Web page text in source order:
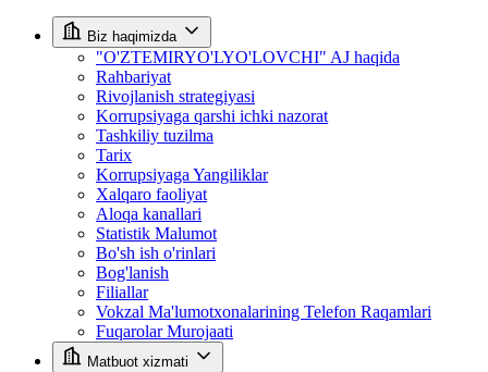
Biz haqimizda
"O'ZTEMIRYO'LYO'LOVCHI" AJ haqida
Rahbariyat
Rivojlanish strategiyasi
Korrupsiyaga qarshi ichki nazorat
Tashkiliy tuzilma
Tarix
Korrupsiyaga Yangiliklar
Xalqaro faoliyat
Aloqa kanallari
Statistik Malumot
Bo'sh ish o'rinlari
Bog'lanish
Filiallar
Vokzal Ma'lumotxonalarining Telefon Raqamlari
Fuqarolar Murojaati
Matbuot xizmati